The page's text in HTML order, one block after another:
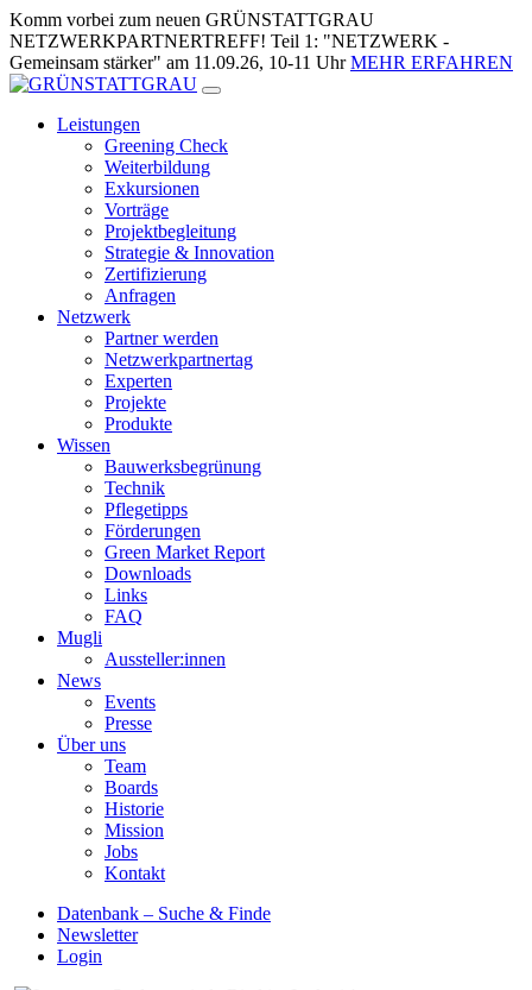
Zum
Inhalt
springen
Komm vorbei zum neuen GRÜNSTATTGRAU
NETZWERKPARTNERTREFF! Teil 1: "NETZWERK -
Gemeinsam stärker" am 11.09.26, 10-11 UhrMEHR ERFAHREN
Leistungen
Greening Check
Weiterbildung
Exkursionen
Vorträge
Projektbegleitung
Strategie & Innovation
Zertifizierung
Anfragen
Netzwerk
Partner werden
Netzwerkpartnertag
Experten
Projekte
Produkte
Wissen
Bauwerksbegrünung
Technik
Pflegetipps
Förderungen
Green Market Report
Downloads
Links
FAQ
Mugli
Aussteller:innen
News
Events
Presse
Über uns
Team
Boards
Historie
Mission
Jobs
Kontakt
Datenbank – Suche & Finde
Newsletter
Login